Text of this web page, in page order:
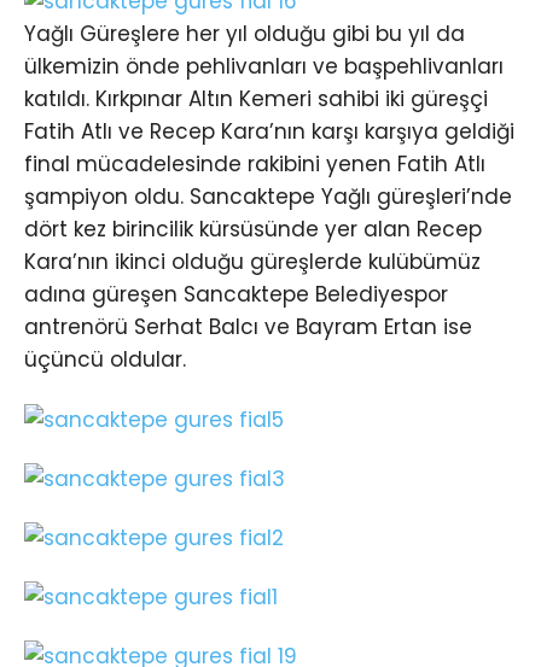
Yağlı Güreşlere her yıl olduğu gibi bu yıl da
ülkemizin önde pehlivanları ve başpehlivanları
katıldı. Kırkpınar Altın Kemeri sahibi iki güreşçi
Fatih Atlı ve Recep Kara’nın karşı karşıya geldiği
final mücadelesinde rakibini yenen Fatih Atlı
şampiyon oldu. Sancaktepe Yağlı güreşleri’nde
dört kez birincilik kürsüsünde yer alan Recep
Kara’nın ikinci olduğu güreşlerde kulübümüz
adına güreşen Sancaktepe Belediyespor
antrenörü Serhat Balcı ve Bayram Ertan ise
üçüncü oldular.